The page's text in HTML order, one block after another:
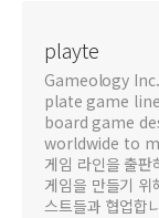
playte
Gameology
plate game
board game
worldwide to
게임 라인을 출
게임을 만들기 위
스트들과 협업합